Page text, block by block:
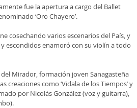
fue la apertura a cargo del Ballet
‘Oro Chayero’.
cosechando varios escenarios del País, y
escondidos enamoró con su violín a todo
Mirador, formación joven Sanagasteña
como ‘Vidala de los Tiempos’ y
por Nicolás González (voz y guitarra),